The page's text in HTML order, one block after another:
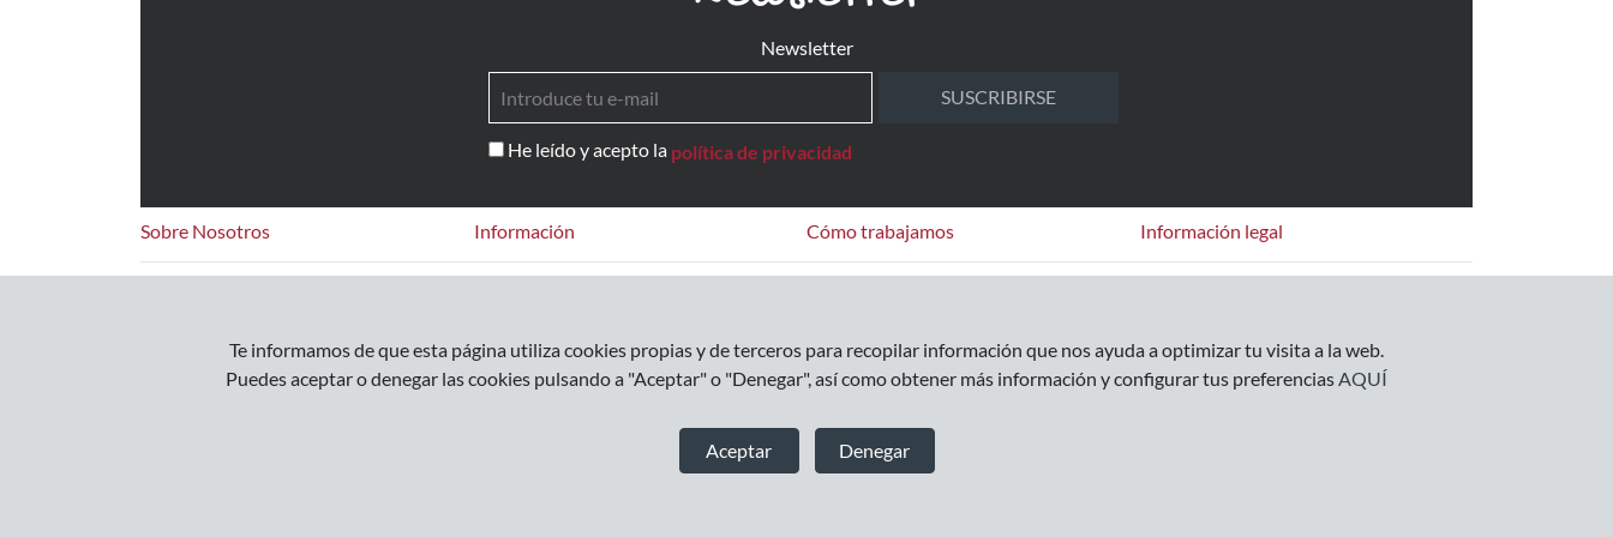
Newsletter
SUSCRIBIRSE
He leído y acepto la política de privacidad
Sobre Nosotros Información Cómo trabajamos
Envíos
Devoluciones
Información legal
Política de Privacidad
Política de Cookies
Te informamos de que esta página utiliza cookies propias y de terceros para recopilar información que nos ayuda a optimizar tu visita a la web.
Puedes aceptar o denegar las cookies pulsando a "Aceptar" o "Denegar", así como obtener más información y configurar tus preferenciasAQUÍ
Aceptar Denegar